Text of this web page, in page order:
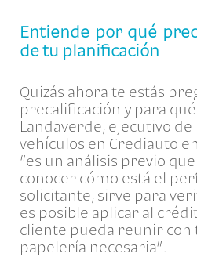
Entiende por qué
de tu planificación
Quizás ahora te estás
precalificación y para
Landaverde, ejecutivo de
vehículos en Crediauto
“es un análisis previo
conocer cómo está el
solicitante, sirve para
es posible aplicar al
cliente pueda reunir con
papelería necesaria”.